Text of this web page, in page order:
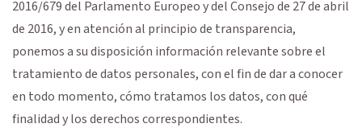
2016/679 del Parlamento Europeo y del Consejo de 27 de abril
de 2016, y en atención al principio de transparencia,
ponemos a su disposición información relevante sobre el
tratamiento de datos personales, con el fin de dar a conocer
en todo momento, cómo tratamos los datos, con qué
finalidad y los derechos correspondientes.